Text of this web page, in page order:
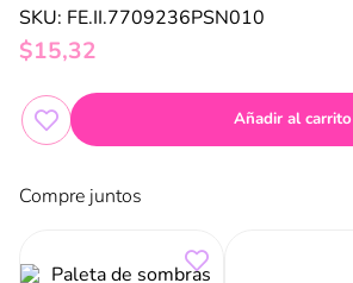
SKU: FE.II.7709236PSN010
$15,32
Añadir al carrito
Compre juntos